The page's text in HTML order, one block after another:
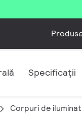
Specificații
Corpuri de